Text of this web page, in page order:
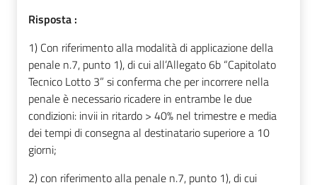
Risposta :
1) Con riferimento alla modalità di applicazione della
penale n.7, punto 1), di cui all’Allegato 6b “Capitolato
Tecnico Lotto 3” si conferma che per incorrere nella
penale è necessario ricadere in entrambe le due
condizioni: invii in ritardo > 40% nel trimestre e media
dei tempi di consegna al destinatario superiore a 10
giorni;
2) con riferimento alla penale n.7, punto 1),di cui